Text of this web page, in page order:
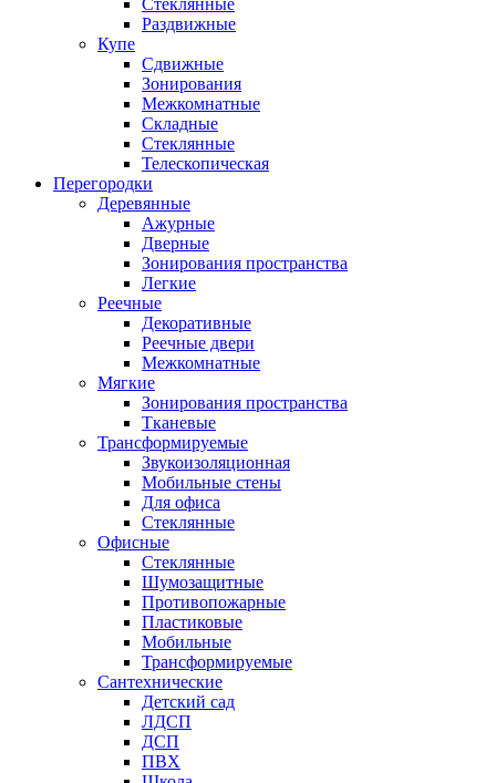
Стеклянные
Раздвижные
Купе
Сдвижные
Зонирования
Межкомнатные
Складные
Стеклянные
Телескопическая
Перегородки
Деревянные
Ажурные
Дверные
Зонирования пространства
Легкие
Реечные
Декоративные
Реечные двери
Межкомнатные
Мягкие
Зонирования пространства
Тканевые
Трансформируемые
Звукоизоляционная
Мобильные стены
Для офиса
Стеклянные
Офисные
Стеклянные
Шумозащитные
Противопожарные
Пластиковые
Мобильные
Трансформируемые
Сантехнические
Детский сад
ЛДСП
ДСП
ПВХ